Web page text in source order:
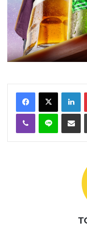
FacebookX
Viber Ligne